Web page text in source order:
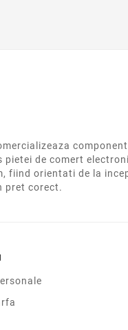
de comert
fiind orientati de la
pret corect.